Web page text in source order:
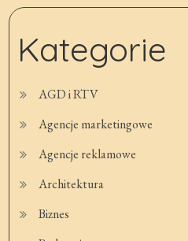
Kategorie
AGD i RTV
Agencje marketingowe
Agencje reklamowe
Architektura
Biznes